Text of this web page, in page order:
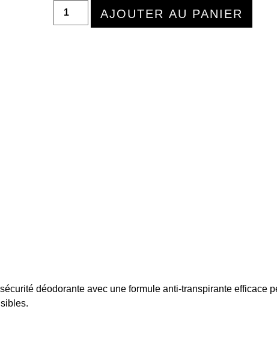
AJOUTER AU PANIER
déodorante avec une formule anti-transpirante efficace